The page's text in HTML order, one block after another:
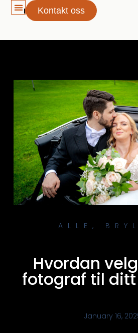
Kontakt oss
ALLE ,
Hvordan
fotograf til
January 16,